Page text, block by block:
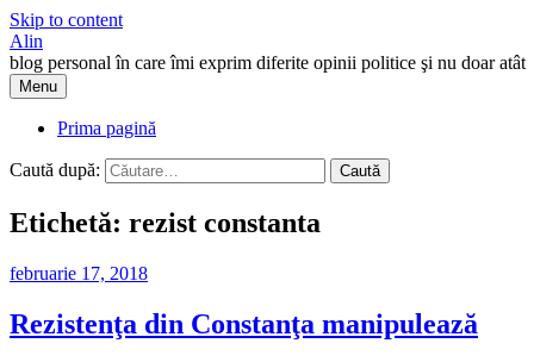
Skip to content
Alin
blog personal în care îmi exprim diferite opinii politice şi nu doar atât
Menu
Prima pagină
Caută după:
Etichetă: rezist constanta
februarie 17, 2018
Rezistenţa din Constanţa manipulează